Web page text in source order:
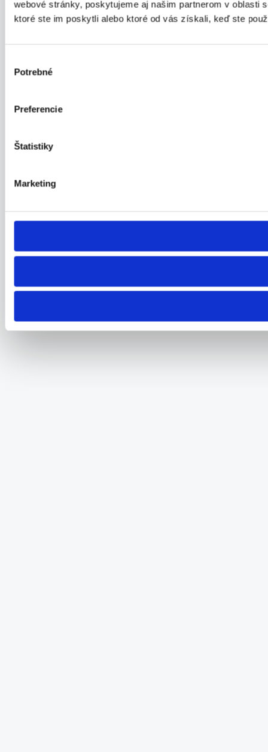
webové stránky, poskytujeme aj našim partnerom v
ktoré ste im poskytli alebo ktoré od vás získali, keď ste
súhlasu
Potrebné
Preferencie
Štatistiky
Marketing